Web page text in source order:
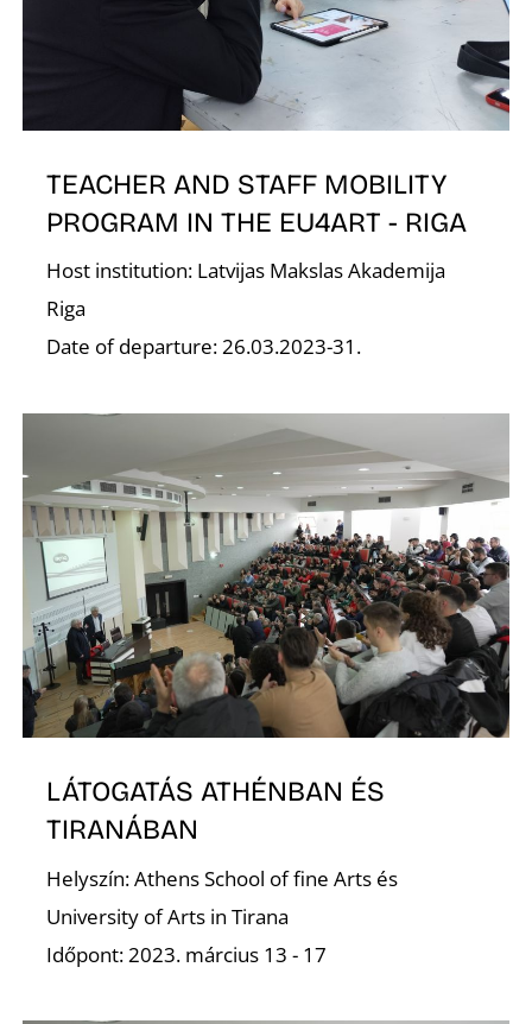
TEACHER AND STAFF MOBILITY
PROGRAM IN THE EU4ART - RIGA
Host institution: Latvijas Makslas Akademija
Riga
Date of departure: 26.03.2023-31.
LÁTOGATÁS ATHÉNBAN ÉS
TIRANÁBAN
Helyszín: Athens School of fine Arts és
University of Arts in Tirana
Időpont: 2023. március 13 - 17